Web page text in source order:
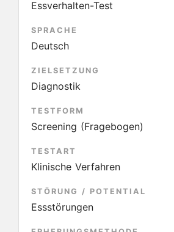
Essverhalten-Test
SPRACHE
Deutsch
ZIELSETZUNG
Diagnostik
TESTFORM
Screening (Fragebogen)
TESTART
Klinische Verfahren
STÖRUNG / POTENTIAL
Essstörungen